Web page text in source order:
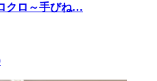
クロ～手びね…